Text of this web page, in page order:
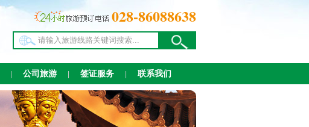
028-86088638
公司旅游 签证服务 联系我们